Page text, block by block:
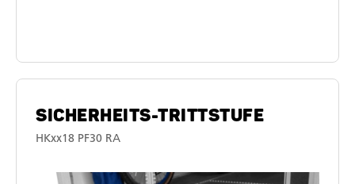
SICHERHEITS-TRITTSTUFE
HKxx18 PF30 RA